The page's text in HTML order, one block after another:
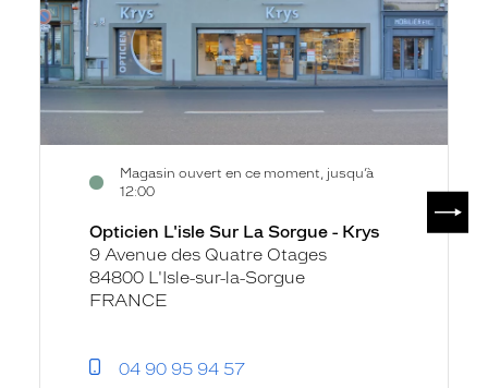
-
Krys
Magasin ouvert en ce moment, jusqu’à
12:00
Opticien L'isle Sur La Sorgue - Krys
9 Avenue des Quatre Otages
84800 L'Isle-sur-la-Sorgue
FRANCE
04 90 95 94 57